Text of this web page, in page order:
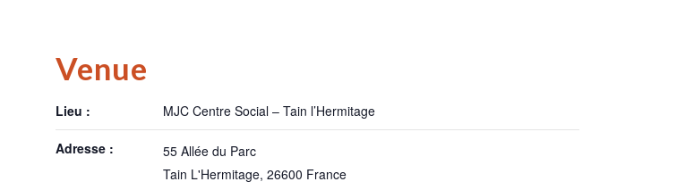
Venue
Lieu : MJC Centre Social – Tain l’Hermitage
Adresse :
55 Allée du Parc
Tain L'Hermitage, 26600 France